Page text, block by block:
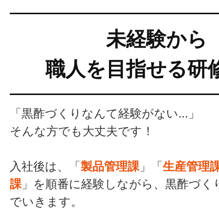
未経験から
職人を目指せる研
「黒酢づくりなんて経験がない…」
そんな方でも大丈夫です！
入社後は、「製品管理課」「生産管理
課」を順番に経験しながら、黒酢づく
でいきます。